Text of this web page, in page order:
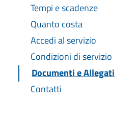
Tempi e scadenze
Quanto costa
Accedi al servizio
Condizioni di servizio
Documenti e Allegati
Contatti